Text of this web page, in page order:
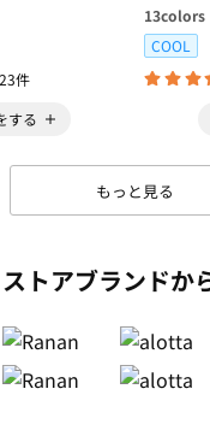
件
する
13colors
COOL
もっと見る
ストアブランドか